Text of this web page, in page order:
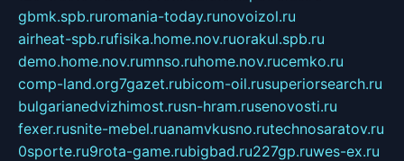
gbmk.spb.ruromania-today.runovoizol.ru
airheat-spb.rufisika.home.nov.ruorakul.spb.ru
demo.home.nov.rumnso.ruhome.nov.rucemko.ru
comp-land.org7gazet.rubicom-oil.rusuperiorsearch.ru
bulgarianedvizhimost.rusn-hram.rusenovosti.ru
fexer.rusnite-mebel.ruanamvkusno.rutechnosaratov.ru
0sporte.ru9rota-game.rubigbad.ru227gp.ruwes-ex.ru